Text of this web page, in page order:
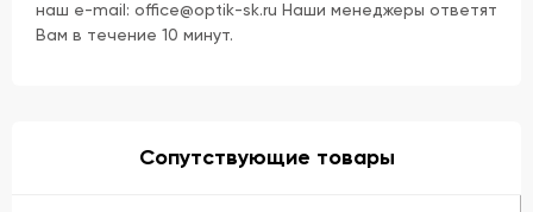
наш e-mail: office@optik-sk.ru Наши менеджеры ответят
Вам в течение 10 минут.
Сопутствующие товары